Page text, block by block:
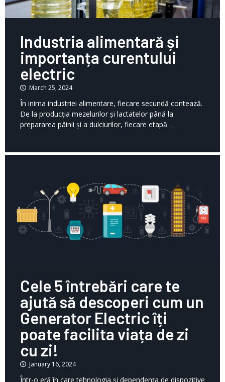
Industria alimentară și
importanța curentului
electric
March 25, 2024
În inima industriei alimentare, fiecare secundă contează.
De la producția mezelurilor și lactatelor până la
prepararea pâinii și a dulciurilor, fiecare etapă …
Cele 5 întrebări care te
ajută să descoperi cum un
Generator Electric îți
poate facilita viața de zi
cu zi!
January 16, 2024
Într-o eră în care tehnologia și dependența de dispozitive